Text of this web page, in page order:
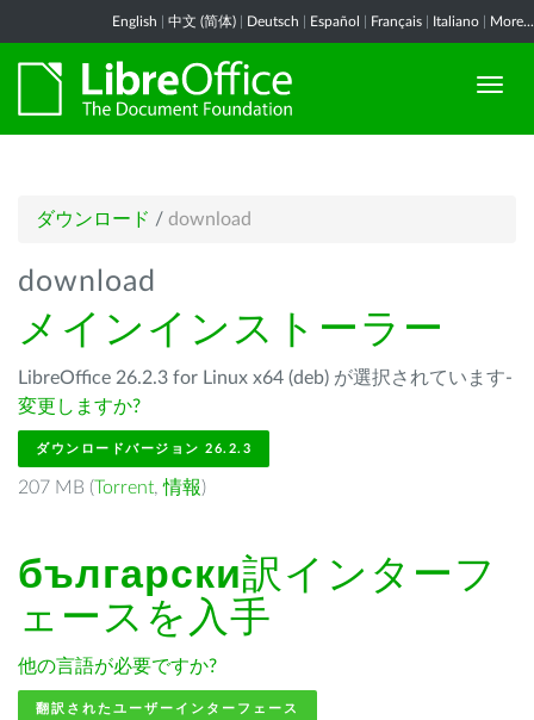
English 中文 (简体) Deutsch Español Français Italiano More...
ダウンロード / download
download
メインインストーラー
LibreOffice 26.2.3 for Linux x64 (deb) が選択されています-
変更しますか?
ダウンロードバージョン 26.2.3
207 MB (Torrent,情報)
български訳インターフ
ェースを入手
他の言語が必要ですか?
翻訳されたユーザーインターフェース